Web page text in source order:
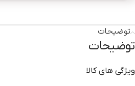
توضیحات
توضیحات
ویژگی های کالا